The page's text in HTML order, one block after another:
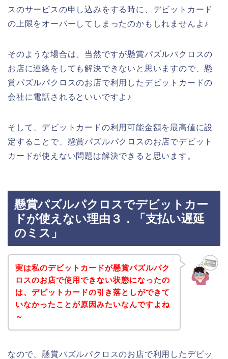
スのサービスの申し込みをする時に、デビットカード
の上限をオーバーしてしまったのかもしれませんよ♪
そのような場合は、当然ですが懸賞パズルパクロスの
お店に連絡をしても解決できないと思いますので、懸
賞パズルパクロスのお店で利用したデビットカードの
会社に電話されるといいですよ♪
そして、デビットカードの利用可能金額を最高値に設
定することで、懸賞パズルパクロスのお店でデビット
カードが使えない問題は解決できると思います。
懸賞パズルパクロスでデビットカー
ドが使えない理由３．「支払い遅延
のミス」
実は私のデビットカードが懸賞パズルパク
ロスのお店で使用できない状態になったの
は、デビットカードの引き落としができて
いなかったことが原因みたいなんですよね
～
なので、懸賞パズルパクロスのお店で利用したデビッ